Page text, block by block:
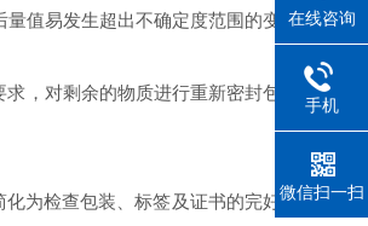
值易发生超出不确定度范围的变
，对剩余的物质进行重新密封包
为检查包装、标签及证书的完好
在线咨询
手机
微信扫一扫